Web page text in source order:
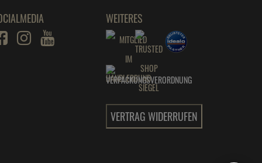
WEITERES
VERTRAG WIDERRUFEN